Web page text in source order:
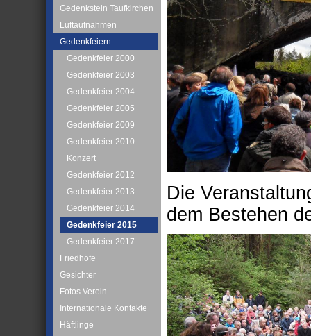
Gedenkstein Taufkirchen
Luftaufnahmen
Gedenkfeiern
Gedenkfeier 2000
Gedenkfeier 2003
Gedenkfeier 2004
Gedenkfeier 2005
Gedenkfeier 2009
Gedenkfeier 2010
Konzert
Gedenkfeier 2012
Gedenkfeier 2013
Gedenkfeier 2014
Gedenkfeier 2015
Gedenkfeier 2017
Friedhöfe
Gesichter
Fotos Verein
Internationale Kontakte
Häftlinge
Die
dem Bestehen